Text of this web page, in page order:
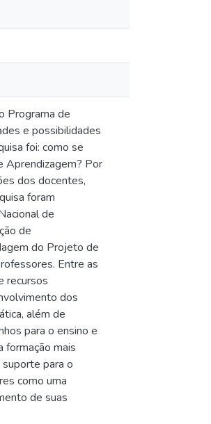
Programa de
e possibilidades
foi: como se
Aprendizagem? Por
dos docentes,
foram
de
de
do Projeto de
Entre as
recursos
dos
além de
para o ensino e
formação mais
para o
como uma
de suas